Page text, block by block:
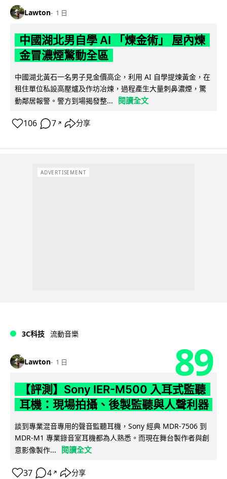
Lawton 1 日
中國湖北男自學 AI 「煉金術」 屋內煉
金冒濃煙驚動全區
中國湖北黃石一名男子見金價高企，利用 AI 自學提煉黃金，在
租住單位私設高壓爐及作坊冶煉，過程產生大量刺鼻濃煙，驚
動鄰居報警。警方到場揭發整...
閱讀全文
106 7 ↗ 分享
ADVERTISEMENT
3C科技 流動音樂
Lawton 1 日 89
【評測】Sony IER-M500 入耳式監聽
耳機：現場拍攝、後製監聽與人聲利器
談到專業混音專用的聲音監聽耳機，Sony 經典 MDR-7506 到
MDR-M1 專業錄音室耳機都為人熟悉。而現在舞台製作者與創
意影像製作...
閱讀全文
37 4 ↗ 分享